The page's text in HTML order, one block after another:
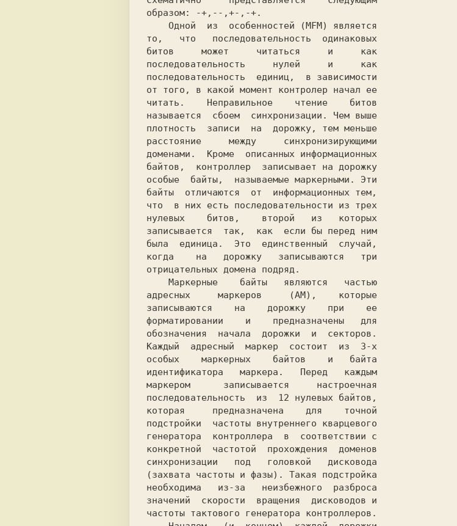
образом: -+,--,+-,-+.
то,   что   последовательность  одинаковых
битов     может     читаться     и     как
последовательность     нулей     и     как
последовательность  единиц,  в зависимости
от того, в какой момент контролер начал ее
читать.    Неправильное    чтение    битов
называется  сбоем  синхронизации. Чем выше
плотность  записи  на  дорожку, тем меньше
расстояние     между     синхронизирующими
доменами.  Кроме  описанных информационных
байтов,  контроллер  записывает на дорожку
особые  байты,  называемые маркерными. Эти
байты  отличаются  от  информационных тем,
что  в них есть последовательности из трех
нулевых    битов,    второй   из   которых
записывается  так,  как  если бы перед ним
была  единица.  Это  единственный  случай,
когда    на   дорожку   записываются   три
отрицательных домена подряд.
адресных     маркеров     (AM),    которые
записываются    на    дорожку    при    ее
форматировании    и    предназначены   для
обозначения  начала  дорожки  и  секторов.
Каждый  адресный  маркер  состоит  из  3-х
особых    маркерных    байтов    и   байта
идентификатора   маркера.   Перед   каждым
маркером      записывается     настроечная
последовательность  из  12 нулевых байтов,
которая     предназначена    для    точной
подстройки  частоты внутреннего кварцевого
генератора  контроллера  в  соответствии с
конкретной  частотой  прохождения  доменов
синхронизации   под   головкой   дисковода
(захвата частоты и фазы). Такая подстройка
необходима   из-за   неизбежного  разброса
значений  скорости  вращения  дисководов и
частоты тактового генератора контроллеров.